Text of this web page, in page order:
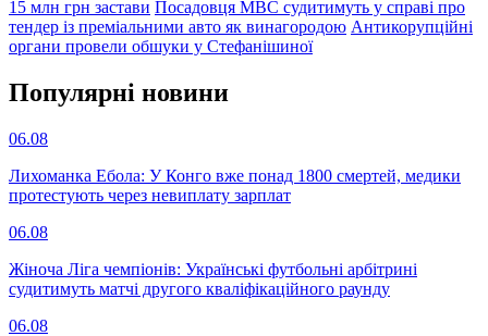
15 млн грн застави Посадовця МВС судитимуть у справі про
тендер із преміальними авто як винагородою Антикорупційні
органи провели обшуки у Стефанішиної
Популярнi новини
06.08
Лихоманка Ебола: У Конго вже понад 1800 смертей, медики
протестують через невиплату зарплат
06.08
Жіноча Ліга чемпіонів: Українські футбольні арбітрині
судитимуть матчі другого кваліфікаційного раунду
06.08